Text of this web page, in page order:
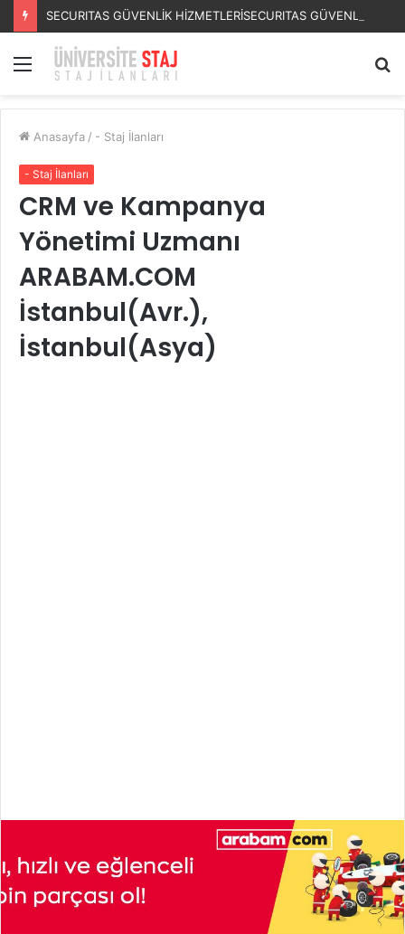
Menü
Anasayfa / - Staj İlanları
- Staj İlanları
CRM ve Kampanya
Yönetimi Uzmanı
ARABAM.COM
İstanbul(Avr.),
İstanbul(Asya)